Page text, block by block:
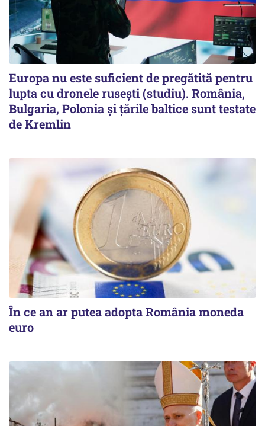
Europa nu este suficient de pregătită pentru
lupta cu dronele rusești (studiu). România,
Bulgaria, Polonia și țările baltice sunt testate
de Kremlin
În ce an ar putea adopta România moneda
euro